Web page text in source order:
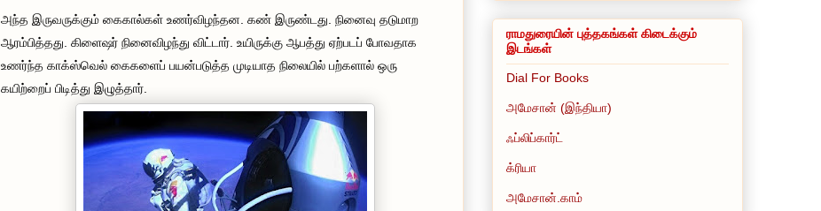
அந்த இருவருக்கும் கைகால்கள் உணர்விழந்தன. கண் இருண்டது. நினைவு தடுமாற
ஆரம்பித்தது. கிளைஷர் நினைவிழந்து விட்டார். உயிருக்கு ஆபத்து ஏற்படப் போவதாக
உணர்ந்த காக்ஸ்வெல் கைகளைப் பயன்படுத்த முடியாத நிலையில் பற்களால் ஒரு
கயிற்றைப் பிடித்து இழுத்தார்.
ராமதுரையின் புத்தகங்கள் கிடைக்கும்
இடங்கள்
Dial For Books
அமேசான் (இந்தியா)
ஃப்லிப்கார்ட்
க்ரியா
அமேசான்.காம்